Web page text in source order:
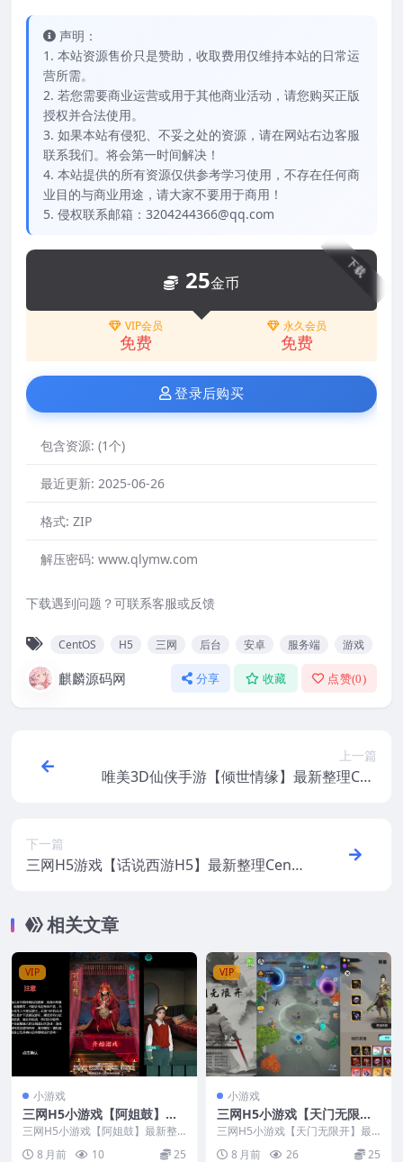
声明：
1. 本站资源售价只是赞助，收取费用仅维持本站的日常运
营所需。
2. 若您需要商业运营或用于其他商业活动，请您购买正版
授权并合法使用。
3. 如果本站有侵犯、不妥之处的资源，请在网站右边客服
联系我们。将会第一时间解决！
4. 本站提供的所有资源仅供参考学习使用，不存在任何商
业目的与商业用途，请大家不要用于商用！
5. 侵权联系邮箱：3204244366@qq.com
下载
25金币
VIP会员
免费
永久会员
免费
登录后购买
包含资源: (1个)
最近更新: 2025-06-26
格式: ZIP
解压密码: www.qlymw.com
下载遇到问题？可联系客服或反馈
CentOS H5 三网 后台 安卓 服务端 游戏
麒麟源码网 分享 收藏 点赞(0)
上一篇
唯美3D仙侠手游【倾世情缘】最新整理Cen
下一篇
三网H5游戏【话说西游H5】最新整理Cent
相关文章
VIP
小游戏
三网H5小游戏【阿姐鼓】最
新整理Linux手工服务端+安
卓
三网H5小游戏【阿姐鼓】最新整
8 月前 10 25
VIP
小游戏
三网H5小游戏【天门无限
开】最新整理Linux手工服务
端+安卓
三网H5小游戏【天门无限开】最
8 月前 26 25